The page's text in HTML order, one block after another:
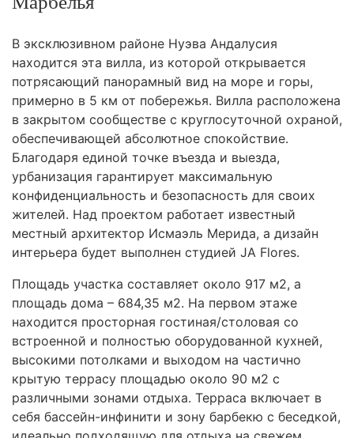
В эксклюзивном районе Нуэва Андалусия
находится эта вилла, из которой открывается
потрясающий панорамный вид на море и горы,
примерно в 5 км от побережья. Вилла расположена
в закрытом сообществе с круглосуточной охраной,
обеспечивающей абсолютное спокойствие.
Благодаря единой точке въезда и выезда,
урбанизация гарантирует максимальную
конфиденциальность и безопасность для своих
жителей. Над проектом работает известный
местный архитектор Исмаэль Мерида, а дизайн
интерьера будет выполнен студией JA Flores.
Площадь участка составляет около 917 м2, а
площадь дома – 684,35 м2. На первом этаже
находится просторная гостиная/столовая со
встроенной и полностью оборудованной кухней,
высокими потолками и выходом на частично
крытую террасу площадью около 90 м2 с
различными зонами отдыха. Терраса включает в
себя бассейн-инфинити и зону барбекю с беседкой,